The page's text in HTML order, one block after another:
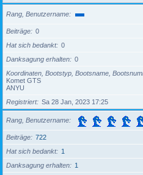
Rang, Benutzername
Beiträge
0
Hat sich bedankt
0
Danksagung erhalten
0
Koordinaten, Bootstyp, Bootsname,
Komet GTS
ANYU
Registriert
Sa 28 Jan, 2023 17:25
Rang, Benutzername
Beiträge
722
Hat sich bedankt
1
Danksagung erhalten
1